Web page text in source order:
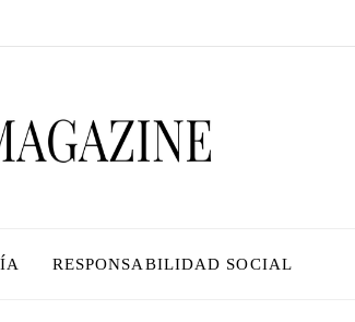
RESPONSABILIDAD SOCIAL